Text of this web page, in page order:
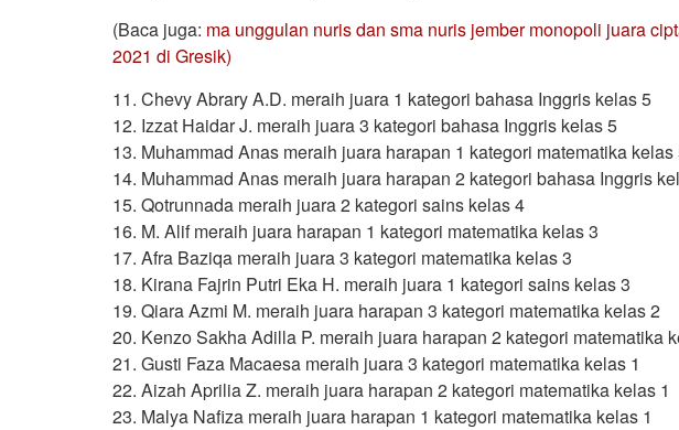
(Baca juga: ma unggulan nuris dan sma nuris jember monopoli juara
2021 di Gresik)
11. Chevy Abrary A.D. meraih juara 1 kategori bahasa Inggris kelas 5
12. Izzat Haidar J. meraih juara 3 kategori bahasa Inggris kelas 5
13. Muhammad Anas meraih juara harapan 1 kategori matematika kelas
14. Muhammad Anas meraih juara harapan 2 kategori bahasa Inggris
15. Qotrunnada meraih juara 2 kategori sains kelas 4
16. M. Alif meraih juara harapan 1 kategori matematika kelas 3
17. Afra Baziqa meraih juara 3 kategori matematika kelas 3
18. Kirana Fajrin Putri Eka H. meraih juara 1 kategori sains kelas 3
19. Qiara Azmi M. meraih juara harapan 3 kategori matematika kelas 2
20. Kenzo Sakha Adilla P. meraih juara harapan 2 kategori matematika
21. Gusti Faza Macaesa meraih juara 3 kategori matematika kelas 1
22. Aizah Aprilia Z. meraih juara harapan 2 kategori matematika kelas 1
23. Malya Nafiza meraih juara harapan 1 kategori matematika kelas 1